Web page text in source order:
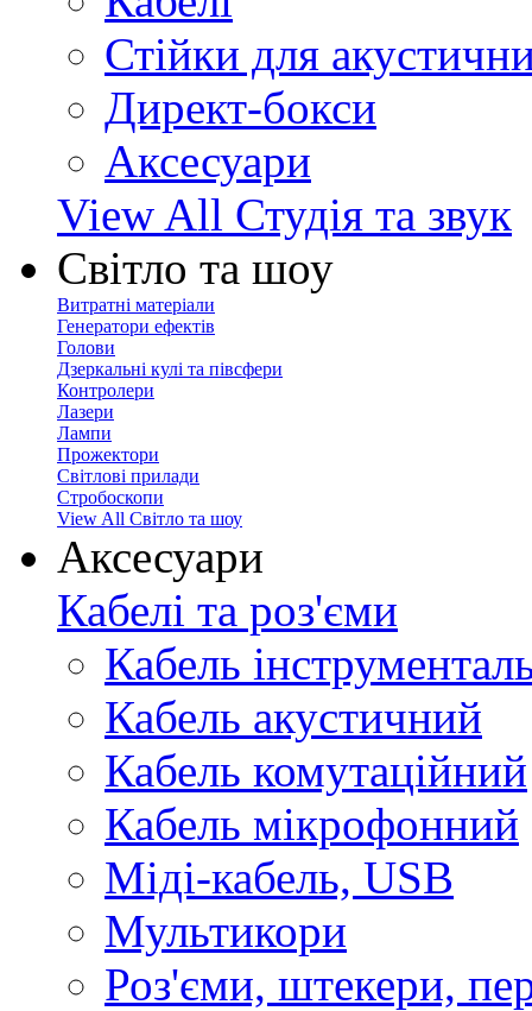
Стійки для
Директ-бокси
Аксесуари
View All Студія та звук
Світло та шоу
Витратні матеріали
Генератори ефектів
Голови
Дзеркальні кулі та півсфери
Контролери
Лазери
Лампи
Прожектори
Світлові прилади
Стробоскопи
View All Світло та шоу
Аксесуари
Кабелі та роз'єми
Кабель
Кабель акустичний
Кабель комутаційний
Кабель мікрофонний
Міді-кабель, USB
Мультикори
Роз'єми, штекери,